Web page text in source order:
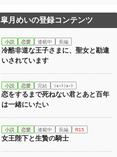
皐月めいの登録コンテンツ
小説 恋愛 連載中 長編
冷酷非道な王子さまに、聖女と勘違
いされています
小説 恋愛 完結 ｼｮｰﾄｼｮｰﾄ
恋をするまで死ねない君とあと百年
は一緒にいたい
小説 恋愛 連載中 長編 R15
女王陛下と生贄の騎士